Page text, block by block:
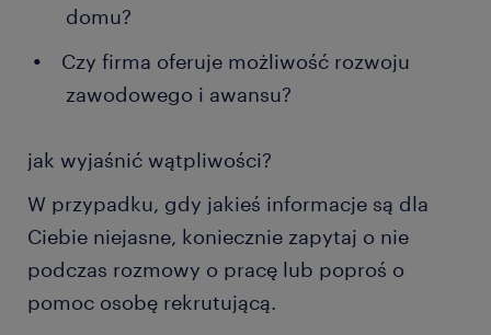
domu?
Czy firma oferuje możliwość rozwoju
zawodowego i awansu?
jak wyjaśnić wątpliwości?
W przypadku, gdy jakieś informacje są dla
Ciebie niejasne, koniecznie zapytaj o nie
podczas rozmowy o pracę lub poproś o
pomoc osobę rekrutującą.